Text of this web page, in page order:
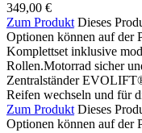
349,00 €
Zum Produkt Dieses
Optionen können auf der
Komplettset inklusive
Rollen.Motorrad sicher
Zentralständer
Reifen wechseln und für
Zum Produkt Dieses
Optionen können auf der